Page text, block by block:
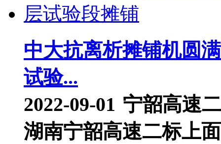
中大抗离析摊铺机圆
试验...
2022-09-01 宁韶高速
湖南宁韶高速二标上